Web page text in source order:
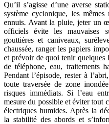
Qu’il s’agisse d’une averse
système cyclonique, les
ennuis. Avant la pluie, jeter un
officiels évite les mauvaises
gouttières et caniveaux,
chaussée, ranger les papiers
et prévoir de quoi tenir quelques
de téléphone, eau, traitements
Pendant l’épisode, rester à
toute traversée de zone
risques immédiats. Si l’eau
mesure du possible et éviter tout
électriques humides. Après la
la stabilité des abords et